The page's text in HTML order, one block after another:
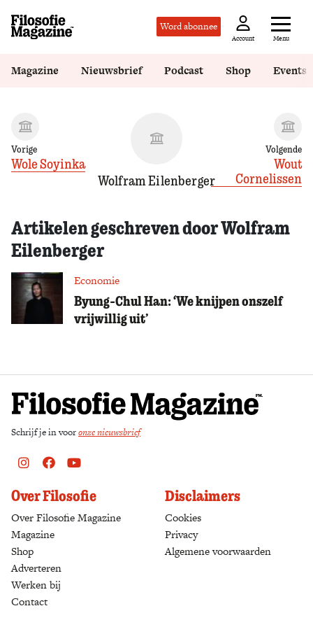
Word abonnee
Account Menu
Magazine Nieuwsbrief Podcast Shop Events
Vorige
Wole Soyinka
Wolfram Eilenberger
Volgende
Wout
Cornelissen
Artikelen geschreven door Wolfram
Eilenberger
Economie
Byung-Chul Han: ‘We knijpen onszelf
vrijwillig uit’
Schrijf je in vooronze nieuwsbrief
Instagram
FacebookYoutube
Over Filosofie
Over Filosofie Magazine
Magazine
Shop
Adverteren
Werken bij
Contact
Disclaimers
Cookies
Privacy
Algemene voorwaarden